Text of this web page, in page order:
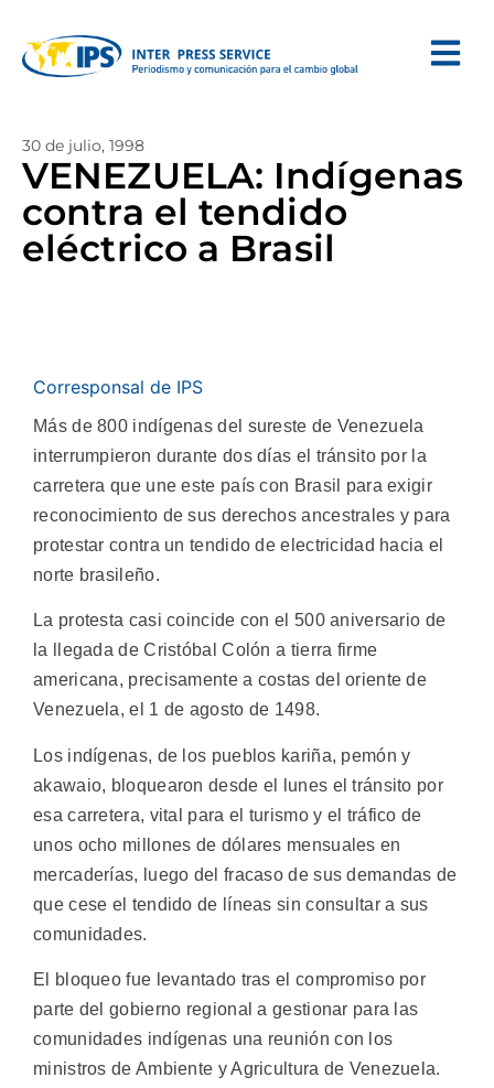
30 de julio, 1998
VENEZUELA: Indígenas
contra el tendido
eléctrico a Brasil
Corresponsal de IPS
Más de 800 indígenas del sureste de Venezuela
interrumpieron durante dos días el tránsito por la
carretera que une este país con Brasil para exigir
reconocimiento de sus derechos ancestrales y para
protestar contra un tendido de electricidad hacia el
norte brasileño.
La protesta casi coincide con el 500 aniversario de
la llegada de Cristóbal Colón a tierra firme
americana, precisamente a costas del oriente de
Venezuela, el 1 de agosto de 1498.
Los indígenas, de los pueblos kariña, pemón y
akawaio, bloquearon desde el lunes el tránsito por
esa carretera, vital para el turismo y el tráfico de
unos ocho millones de dólares mensuales en
mercaderías, luego del fracaso de sus demandas de
que cese el tendido de líneas sin consultar a sus
comunidades.
El bloqueo fue levantado tras el compromiso por
parte del gobierno regional a gestionar para las
comunidades indígenas una reunión con los
ministros de Ambiente y Agricultura de Venezuela.